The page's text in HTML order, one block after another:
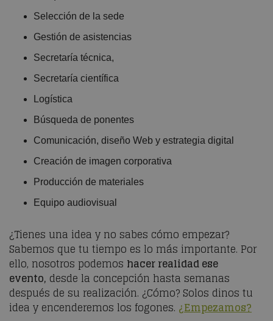
Selección de la sede
Gestión de asistencias
Secretaría técnica,
Secretaría científica
Logística
Búsqueda de ponentes
Comunicación, diseño Web y estrategia digital
Creación de imagen corporativa
Producción de materiales
Equipo audiovisual
¿Tienes una idea y no sabes cómo empezar?
Sabemos que tu tiempo es lo más importante. Por
ello, nosotros podemos hacer realidad ese
evento, desde la concepción hasta semanas
después de su realización. ¿Cómo? Solos dinos tu
idea y encenderemos los fogones. ¿Empezamos?